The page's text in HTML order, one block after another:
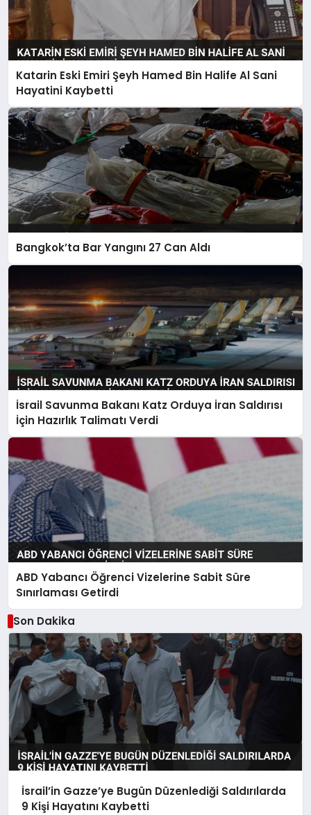
Katarin Eski Emiri Şeyh Hamed Bin Halife Al Sani
Hayatini Kaybetti
Bangkok’ta Bar Yangını 27 Can Aldı
İsrail Savunma Bakanı Katz Orduya İran Saldırısı
İçin Hazırlık Talimatı Verdi
ABD Yabancı Öğrenci Vizelerine Sabit Süre
Sınırlaması Getirdi
Son Dakika
İsrail’in Gazze’ye Bugün Düzenlediği Saldırılarda
9 Kişi Hayatını Kaybetti